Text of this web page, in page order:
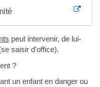
peut intervenir, de lui-
saisir d'office).
?
un enfant en danger ou